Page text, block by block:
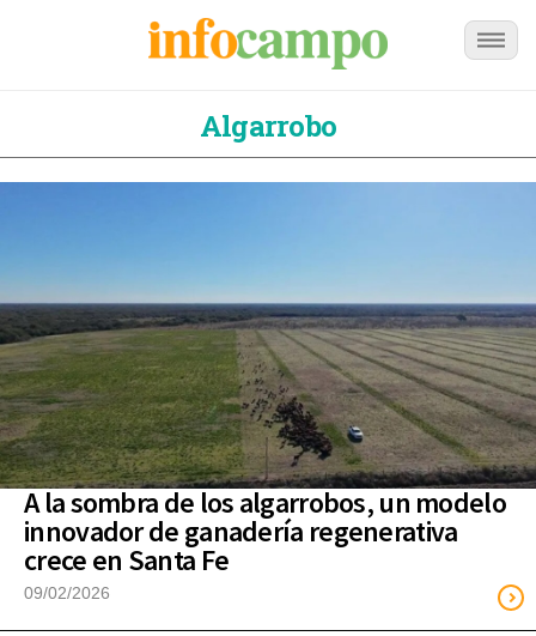
Algarrobo
A la sombra de los algarrobos, un modelo
innovador de ganadería regenerativa
crece en Santa Fe
09/02/2026